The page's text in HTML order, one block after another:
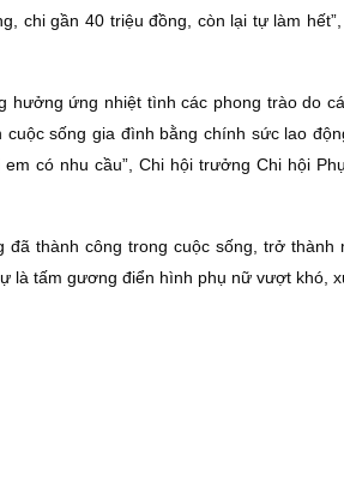
chi gần 40 triệu đồng, còn lại tự làm
hưởng ứng nhiệt tình các phong trào do
sống gia đình bằng chính sức lao
có nhu cầu”, Chi hội trưởng Chi hội
thành công trong cuộc sống, trở thành
là tấm gương điển hình phụ nữ vượt khó,